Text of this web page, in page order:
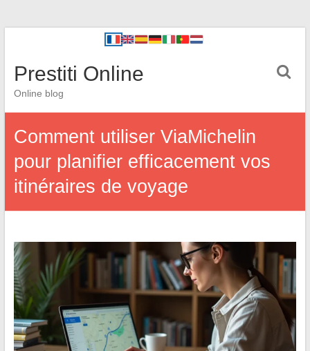
Prestiti Online
Online blog
Comment utiliser ViaMichelin
pour planifier efficacement vos
itinéraires de voyage